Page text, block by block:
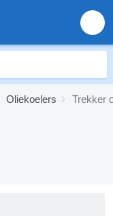
Oliekoelers Trekker